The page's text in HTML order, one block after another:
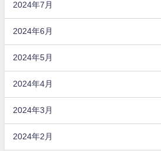
2024年7月
2024年6月
2024年5月
2024年4月
2024年3月
2024年2月